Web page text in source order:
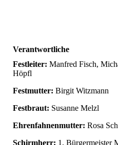
Verantwortliche
Festleiter: Manfred Fisch,
Höpfl
Festmutter: Birgit Witzmann
Festbraut: Susanne Melzl
Ehrenfahnenmutter: Rosa
Schirmherr: 1. Bürgermeister